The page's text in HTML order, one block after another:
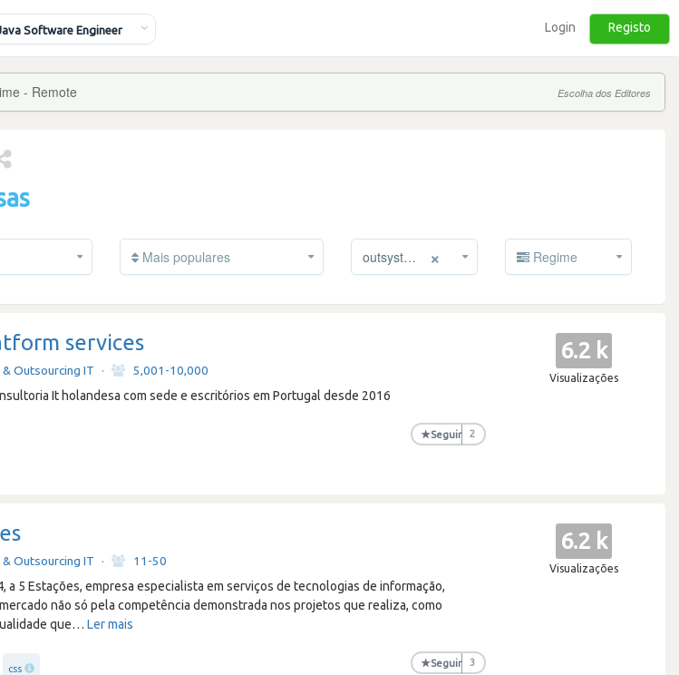
Software Engineer Login Registo
- Remote Escolha dos Editores
Mais populares ×
outsystems Regime
services
Outsourcing IT ·
5,001-10,000
It holandesa com sede e escritórios em Portugal desde 2016
★Seguir 2
6.2 k
Visualizações
Outsourcing IT ·
11-50
a 5 Estações, empresa especialista em serviços de tecnologias de informação,
não só pela competência demonstrada nos projetos que realiza, como
que…Ler mais
css
★Seguir 3
6.2 k
Visualizações